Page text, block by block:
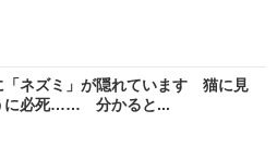
「ネズミ」が隠れています 猫に見
に必死…… 分かると...